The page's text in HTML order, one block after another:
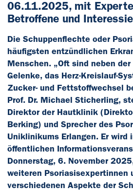
06.11.2025, mit
Betroffene und
Die Schuppenflechte oder
häufigsten entzündlichen
Menschen. „Oft sind neben
Gelenke, das Herz-Kreislauf-
Zucker- und Fettstoffwechsel
Prof. Dr. Michael Sticherling,
Direktor der Hautklinik
Berking) und Sprecher des
Uniklinikums Erlangen. Er wird
öffentlichen
Donnerstag, 6. November
weiteren Psoriasisexpertinnen
verschiedenen Aspekte der